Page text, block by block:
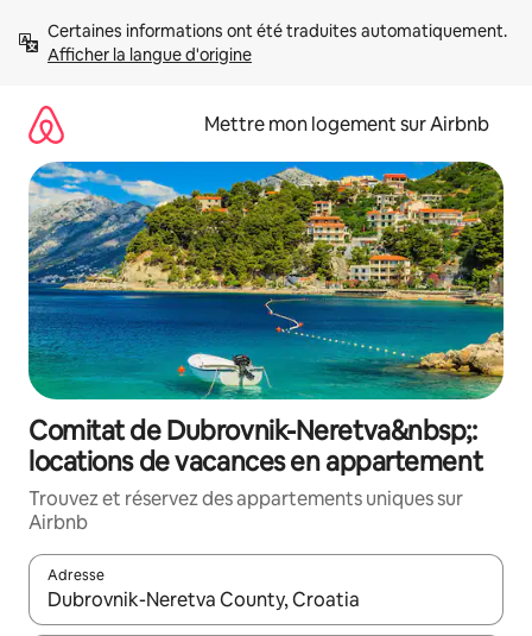
directement
Afficher la langue d'origine
Mettre mon logement sur Airbnb
Comitat de Dubrovnik-Neretva&nbsp;:
locations de vacances en appartement
Trouvez et réservez des appartements uniques sur
Airbnb
Adresse
Lorsque les résultats s'affichent, utilisez les flèches vers le